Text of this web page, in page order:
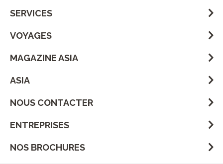
SERVICES
VOYAGES
MAGAZINE ASIA
ASIA
NOUS CONTACTER
ENTREPRISES
NOS BROCHURES